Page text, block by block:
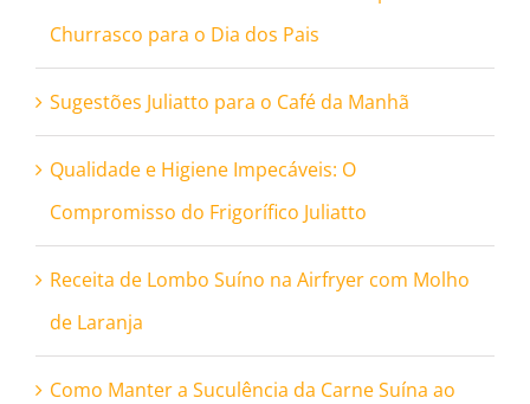
Churrasco para o Dia dos Pais
Sugestões Juliatto para o Café da Manhã
Qualidade e Higiene Impecáveis: O
Compromisso do Frigorífico Juliatto
Receita de Lombo Suíno na Airfryer com Molho
de Laranja
Como Manter a Suculência da Carne Suína ao